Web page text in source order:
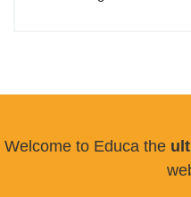
Welcome to Educa the